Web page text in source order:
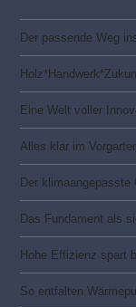
Der passende Weg
Eine Welt voller
Alles klar im
Der klimaangepasste
Das Fundament als
Hohe Effizienz spart
So entfalten